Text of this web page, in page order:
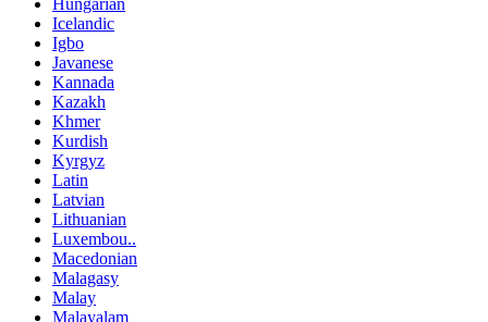
Hungarian
Icelandic
Igbo
Javanese
Kannada
Kazakh
Khmer
Kurdish
Kyrgyz
Latin
Latvian
Lithuanian
Luxembou..
Macedonian
Malagasy
Malay
Malayalam